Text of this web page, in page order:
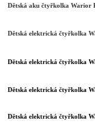
Dětská aku čtyřkolka Warior
Dětská elektrická čtyřkolka
Dětská elektrická čtyřkolka
Dětská elektrická čtyřkolka
Dětská elektrická čtyřkolka